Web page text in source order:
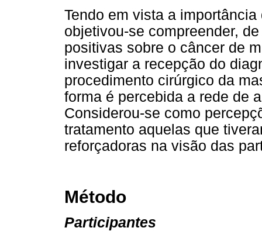
Tendo em vista a
objetivou-se compreender,
positivas sobre o câncer de
investigar a recepção do
procedimento cirúrgico da
forma é percebida a rede de
Considerou-se como
tratamento aquelas que
reforçadoras na visão das
Método
Participantes